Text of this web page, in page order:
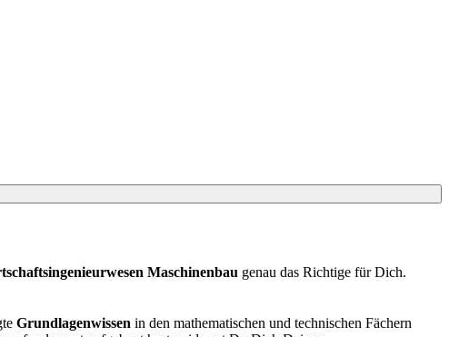
Maschinenbau genau das Richtige für Dich.
Grundlagenwissen in den mathematischen und technischen Fächern